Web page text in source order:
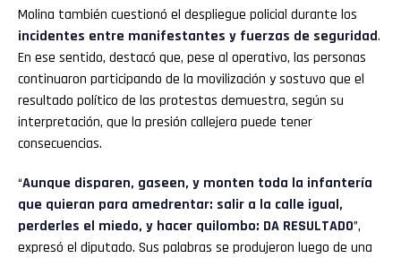
Molina también cuestionó el despliegue policial durante los
incidentes entre manifestantes y fuerzas de seguridad.
En ese sentido, destacó que, pese al operativo, las personas
continuaron participando de la movilización y sostuvo que el
resultado político de las protestas demuestra, según su
interpretación, que la presión callejera puede tener
consecuencias.
“Aunque disparen, gaseen, y monten toda la infantería
que quieran para amedrentar: salir a la calle igual,
perderles el miedo, y hacer quilombo: DA RESULTADO”,
expresó el diputado. Sus palabras se produjeron luego de una